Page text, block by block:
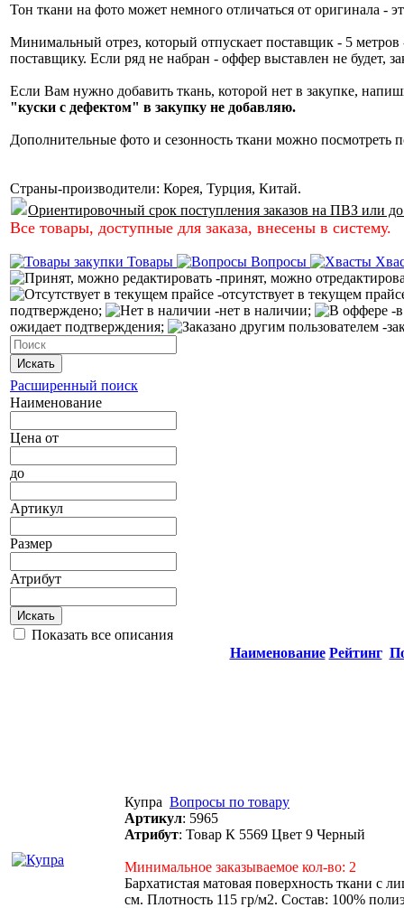
Тон ткани на фото может немного отличаться от оригинала -
Минимальный отрез, который отпускает поставщик - 5 метров
поставщику. Если ряд не набран - оффер выставлен не будет,
Если Вам нужно добавить ткань, которой нет в закупке,
"куски с дефектом" в закупку не добавляю.
Дополнительные фото и сезонность ткани можно посмотреть
Страны-производители: Корея, Турция, Китай.
Ориентировочный срок поступления заказов на ПВЗ или
Все товары, доступные для заказа, внесены в систему.
Товары Вопросы
-принят, можно
-отсутствует в текущем
подтверждено;
-нет в наличии;
-
ожидает подтверждения;
-
Искать
Расширенный поиск
Наименование
Цена от
до
Артикул
Размер
Атрибут
Искать
Показать все описания
Наименование Рейтинг
Купра Вопросы по товару
Артикул: 5965
Атрибут: Товар К 5569 Цвет 9 Черный
Минимальное заказываемое кол-во: 2
Бархатистая матовая поверхность ткани с
см. Плотность 115 гр/м2. Состав: 100%